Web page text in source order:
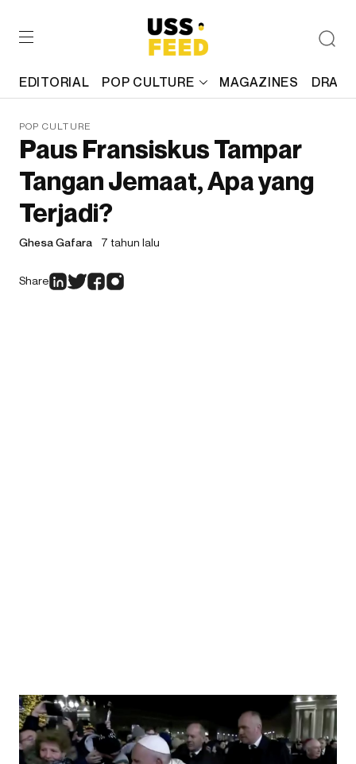
EDITORIAL POP CULTURE MAGAZINES
POP CULTURE
Paus Fransiskus Tampar
Tangan Jemaat, Apa yang
Terjadi?
Ghesa Gafara 7 tahun lalu
Share